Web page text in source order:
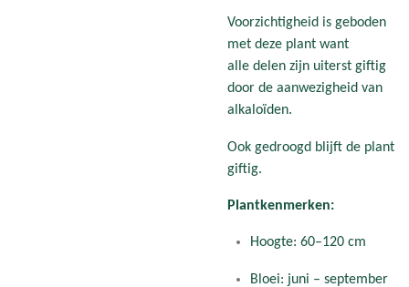
Voorzichtigheid is geboden
met deze plant want
alle delen zijn uiterst giftig
door de aanwezigheid van
alkaloïden.
Ook gedroogd blijft de plant
giftig.
Plantkenmerken:
Hoogte: 60–120 cm
Bloei: juni – september